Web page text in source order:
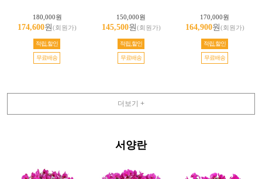
180,000원
174,600원(회원가)
적립,할인
무료배송
150,000원
145,500원(회원가)
적립,할인
무료배송
170,000원
164,900원(회원가)
적립,할인
무료배송
더보기 +
서양란